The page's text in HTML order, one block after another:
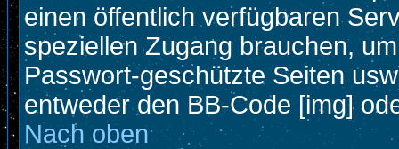
einen öffentlich verfügbaren
speziellen Zugang brauchen,
Passwort-geschützte Seiten
entweder den BB-Code [img]
Nach oben